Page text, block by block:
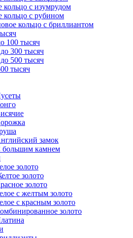
кольцо с изумрудом
кольцо с рубином
кольцо с бриллиантом
100 тысяч
300 тысяч
500 тысяч
тысяч
замок
большим камнем
золото
золото
золото
с желтым золото
с красным золото
золото